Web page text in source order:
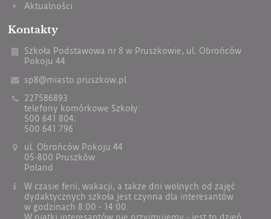
Aktualności
Kontakty
Szkoła Podstawowa nr 8 w Pruszkowie, ul. Obrońców
Pokoju 44
sp8@miasto.pruszkow.pl
227586893
telefony komórkowe Szkoły:
500 641 804;
500 641 796
ul. Obrońców Pokoju 44
05-800 Pruszków
Poland
W czasie ferii, wakacji, a także dni wolnych od zajęć
dydaktycznych szkoła jest czynna dla interesantów
w godzinach 8:00 - 14:00.